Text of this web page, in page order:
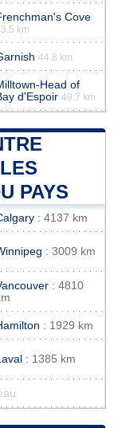
Cove
km
44.8 km
Head of
d'Espoir 49.7 km
PAYS
: 4137 km
: 3009 km
: 4810
: 1929 km
: 1385 km